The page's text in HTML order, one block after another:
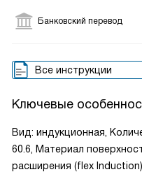
Банковский перевод
Все инструкции
Ключевые
Вид: индукционная,
60.6, Материал
расширения (flex